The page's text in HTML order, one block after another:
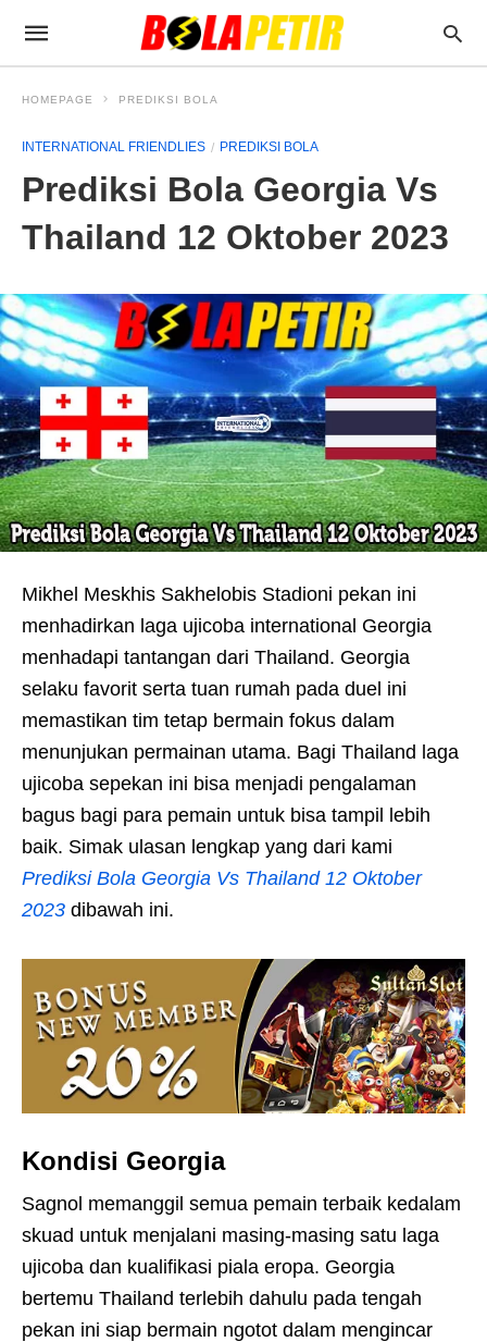
HOMEPAGE PREDIKSI BOLA
INTERNATIONAL FRIENDLIES PREDIKSI BOLA
Prediksi Bola Georgia Vs
Thailand 12 Oktober 2023
Mikhel Meskhis Sakhelobis Stadioni pekan ini
menhadirkan laga ujicoba international Georgia
menhadapi tantangan dari Thailand. Georgia
selaku favorit serta tuan rumah pada duel ini
memastikan tim tetap bermain fokus dalam
menunjukan permainan utama. Bagi Thailand laga
ujicoba sepekan ini bisa menjadi pengalaman
bagus bagi para pemain untuk bisa tampil lebih
baik. Simak ulasan lengkap yang dari kami
Prediksi Bola Georgia Vs Thailand 12 Oktober
2023 dibawah ini.
Kondisi Georgia
Sagnol memanggil semua pemain terbaik kedalam
skuad untuk menjalani masing-masing satu laga
ujicoba dan kualifikasi piala eropa. Georgia
bertemu Thailand terlebih dahulu pada tengah
pekan ini siap bermain ngotot dalam mengincar